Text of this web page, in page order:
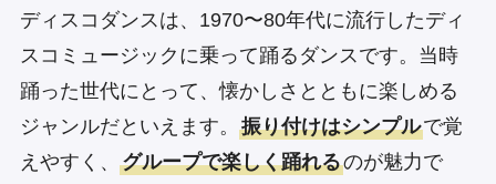
ディスコダンスは、1970〜80年代に流行したディ
スコミュージックに乗って踊るダンスです。当時
踊った世代にとって、懐かしさとともに楽しめる
ジャンルだといえます。 振り付けはシンプルで覚
えやすく、 グループで楽しく踊れるのが魅力で